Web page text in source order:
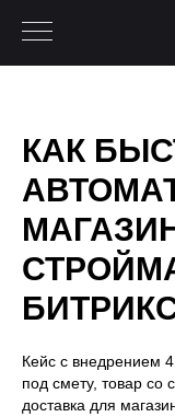
КАК
Кейс с внедрением 4
под смету, товар со
доставка для